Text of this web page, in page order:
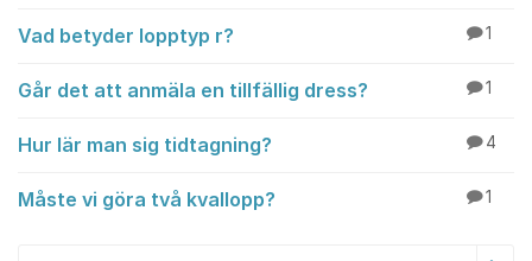
Vad betyder lopptyp r? 1
Går det att anmäla en tillfällig dress? 1
Hur lär man sig tidtagning? 4
Måste vi göra två kvallopp? 1